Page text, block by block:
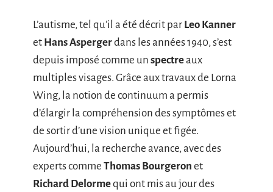
L’autisme, tel qu’il a été décrit par Leo Kanner
et Hans Aspergerdans les années 1940, s’est
depuis imposé comme un spectreaux
multiples visages. Grâce aux travaux de Lorna
Wing, la notion de continuum a permis
d’élargir la compréhension des symptômes et
de sortir d’une vision unique et figée.
Aujourd’hui, la recherche avance, avec des
experts comme Thomas Bourgeron et
Richard Delormequi ont mis au jour des